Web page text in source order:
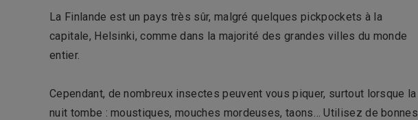
La Finlande est un pays très sûr, malgré quelques pickpockets à la
capitale, Helsinki, comme dans la majorité des grandes villes du monde
entier.
Cependant, de nombreux insectes peuvent vous piquer, surtout lorsque la
nuit tombe : moustiques, mouches mordeuses, taons… Utilisez de bonnes